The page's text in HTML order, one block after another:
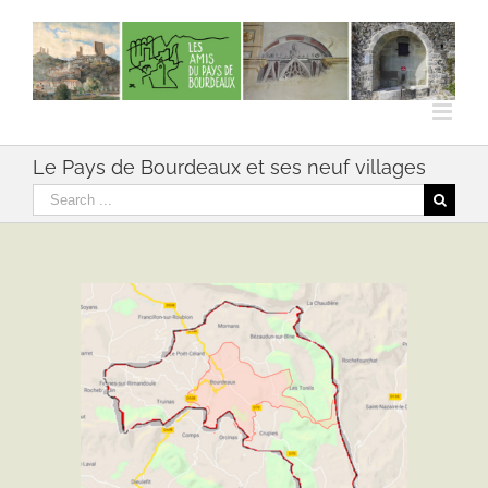
content
Le Pays de Bourdeaux et ses neuf villages
Rechercher